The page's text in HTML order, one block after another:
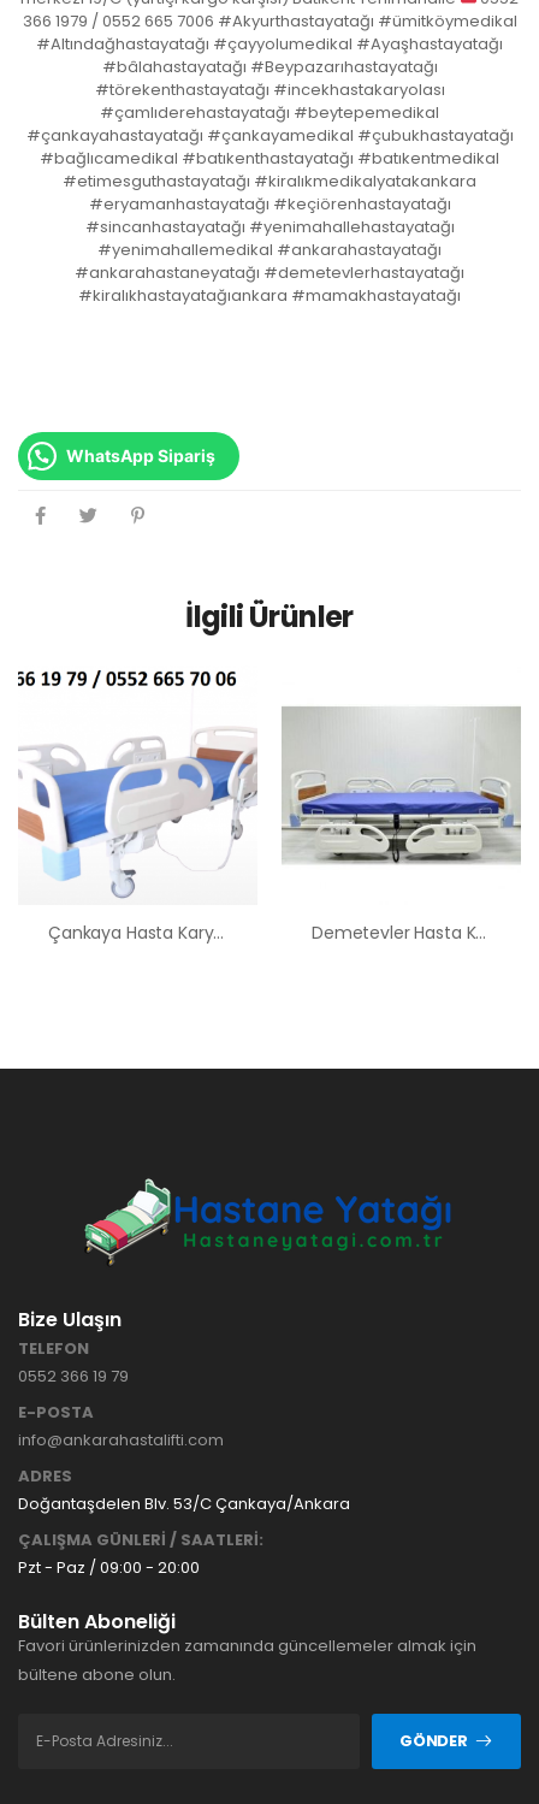
366 1979 / 0552 665 7006 #Akyurthastayatağı #ümitköymedikal
#Altındağhastayatağı #çayyolumedikal #Ayaşhastayatağı
#bâlahastayatağı #Beypazarıhastayatağı
#törekenthastayatağı #incekhastakaryolası
#çamlıderehastayatağı #beytepemedikal
#çankayahastayatağı #çankayamedikal #çubukhastayatağı
#bağlıcamedikal #batıkenthastayatağı #batıkentmedikal
#etimesguthastayatağı #kiralıkmedikalyatakankara
#eryamanhastayatağı #keçiörenhastayatağı
#sincanhastayatağı #yenimahallehastayatağı
#yenimahallemedikal #ankarahastayatağı
#ankarahastaneyatağı #demetevlerhastayatağı
#kiralıkhastayatağıankara #mamakhastayatağı
WhatsApp Sipariş
İlgili Ürünler
Çankaya Hasta Karyolası Kiralama Satış Fiyatları Demetevler Hasta Karyolası Kiralama Satış Fiyatları
Bize Ulaşın
TELEFON
0552 366 19 79
E-POSTA
info@ankarahastalifti.com
ADRES
Doğantaşdelen Blv. 53/C Çankaya/Ankara
ÇALIŞMA GÜNLERİ / SAATLERİ:
Pzt - Paz / 09:00 - 20:00
Bülten Aboneliği
Favori ürünlerinizden zamanında güncellemeler almak için
bültene abone olun.
GÖNDER